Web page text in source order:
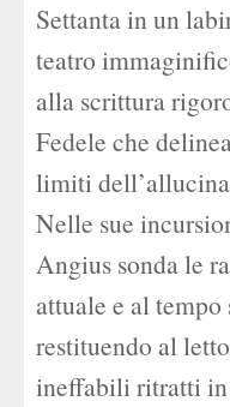
Settanta in un
teatro
alla scrittura
Fedele che
limiti
Nelle sue
Angius sonda le
attuale e al tempo
restituendo al
ineffabili ritratti in